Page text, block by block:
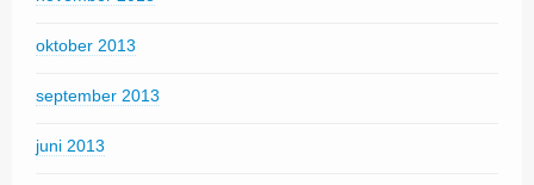
oktober 2013
september 2013
juni 2013